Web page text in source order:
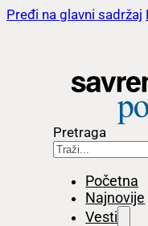
Pređi na glavni sadržaj
Pretraga
Početna
Najnovije
Vesti